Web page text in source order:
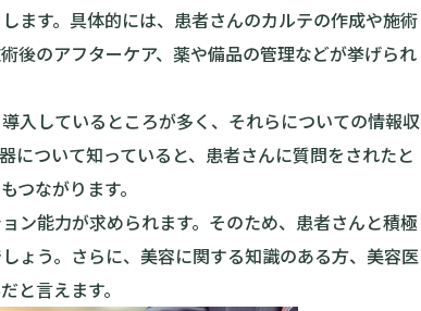
ます。具体的には、患者さんのカルテの作成や施術
後のアフターケア、薬や備品の管理などが挙げられ
入しているところが多く、それらについての情報収
について知っていると、患者さんに質問をされたと
つながります。
ン能力が求められます。そのため、患者さんと積極
ょう。さらに、美容に関する知識のある方、美容医
と言えます。